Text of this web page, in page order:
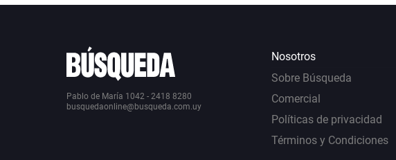
Pablo de María 1042 - 2418 8280
busquedaonline@busqueda.com.uy
Nosotros
Sobre Búsqueda
Comercial
Políticas de privacidad
Términos y Condiciones